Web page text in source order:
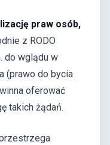
praw osób,
z RODO
do wglądu w
(prawo do bycia
oferować
takich żądań.